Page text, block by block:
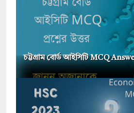
চট্টগ্রাম বোর্ড আইসিটি MCQ